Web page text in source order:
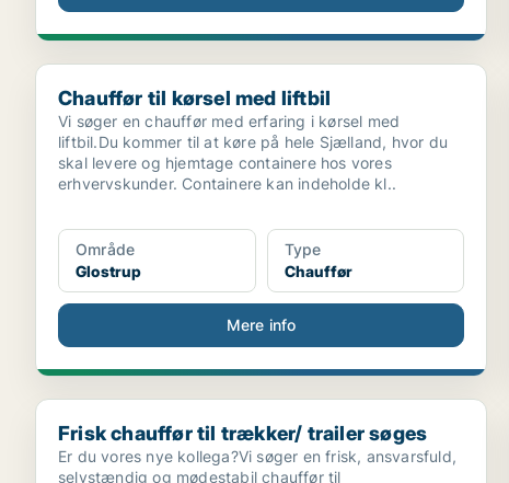
Chauffør til kørsel med liftbil
Chauffør til kørsel med liftbil
Vi søger en chauffør med erfaring i kørsel med
liftbil.Du kommer til at køre på hele Sjælland, hvor du
skal levere og hjemtage containere hos vores
erhvervskunder. Containere kan indeholde kl..
Område
Glostrup
Type
Chauffør
Mere info
Frisk chauffør til trækker/ trailer søges
Frisk chauffør til trækker/ trailer søges
Er du vores nye kollega?Vi søger en frisk, ansvarsfuld,
selvstændig og mødestabil chauffør til